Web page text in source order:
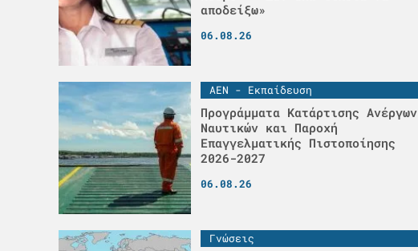
αποδείξω»
06.08.26
ΑΕΝ - Εκπαίδευση
Προγράμματα Κατάρτισης Ανέργων
Ναυτικών και Παροχή
Επαγγελματικής Πιστοποίησης
2026-2027
06.08.26
Γνώσεις